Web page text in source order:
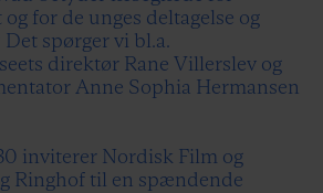
for de unges deltagelse og
spørger vi bl.a.
direktør Rane Villerslev og
Anne Sophia Hermansen
inviterer Nordisk Film og
Ringhof til en spændende